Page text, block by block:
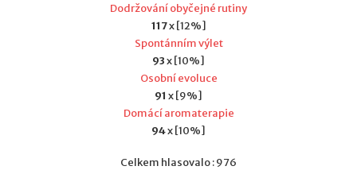
Dodržování obyčejné rutiny
117x [12%]
Spontánním výlet
93x [10%]
Osobní evoluce
91 x [9%]
Domácí aromaterapie
94x [10%]
Celkem hlasovalo : 976